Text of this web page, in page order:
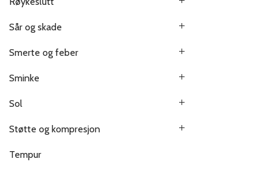
Sår og skade
Smerte og feber
Sminke
Sol
Støtte og kompresjon
Tempur